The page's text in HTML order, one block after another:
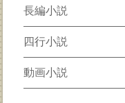
長編小説
四行小説
動画小説